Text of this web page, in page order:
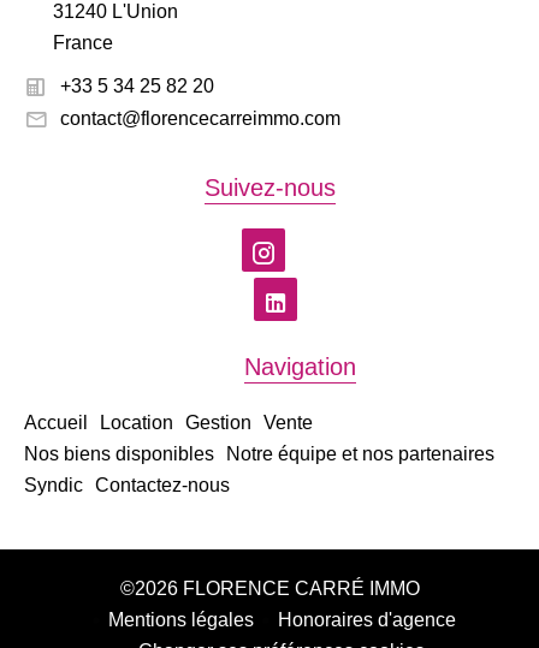
31240 L'Union
France
+33 5 34 25 82 20
contact@florencecarreimmo.com
Suivez-nous
Navigation
Accueil Location Gestion
Vente
Nos biens disponibles
Notre équipe et nos partenaires
Syndic Contactez-nous
©2026 FLORENCE CARRÉ IMMO
Mentions légales
Honoraires d'agence